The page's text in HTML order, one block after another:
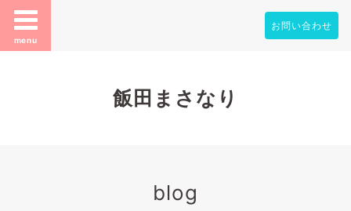
menu
お問い合わせ
飯田まさなり
blog